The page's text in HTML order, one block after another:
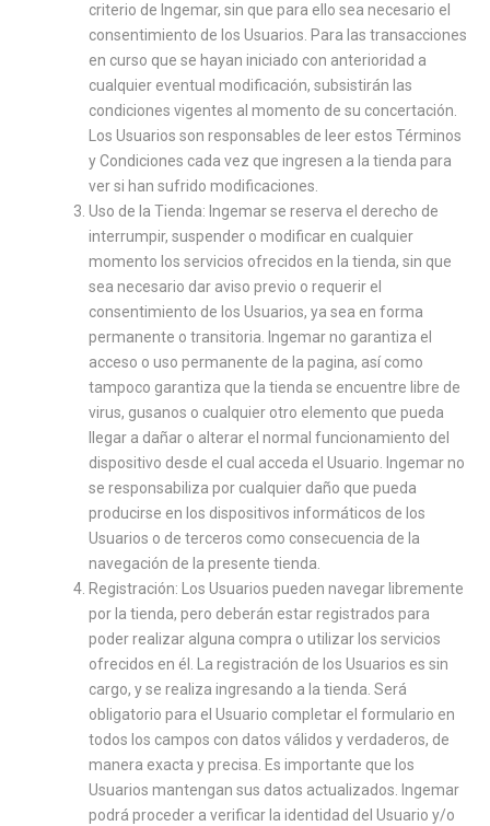
criterio de Ingemar, sin que para ello sea necesario el
consentimiento de los Usuarios. Para las transacciones
en curso que se hayan iniciado con anterioridad a
cualquier eventual modificación, subsistirán las
condiciones vigentes al momento de su concertación.
Los Usuarios son responsables de leer estos Términos
y Condiciones cada vez que ingresen a la tienda para
ver si han sufrido modificaciones.
Uso de la Tienda: Ingemar se reserva el derecho de
interrumpir, suspender o modificar en cualquier
momento los servicios ofrecidos en la tienda, sin que
sea necesario dar aviso previo o requerir el
consentimiento de los Usuarios, ya sea en forma
permanente o transitoria. Ingemar no garantiza el
acceso o uso permanente de la pagina, así como
tampoco garantiza que la tienda se encuentre libre de
virus, gusanos o cualquier otro elemento que pueda
llegar a dañar o alterar el normal funcionamiento del
dispositivo desde el cual acceda el Usuario. Ingemar no
se responsabiliza por cualquier daño que pueda
producirse en los dispositivos informáticos de los
Usuarios o de terceros como consecuencia de la
navegación de la presente tienda.
Registración: Los Usuarios pueden navegar libremente
por la tienda, pero deberán estar registrados para
poder realizar alguna compra o utilizar los servicios
ofrecidos en él. La registración de los Usuarios es sin
cargo, y se realiza ingresando a la tienda. Será
obligatorio para el Usuario completar el formulario en
todos los campos con datos válidos y verdaderos, de
manera exacta y precisa. Es importante que los
Usuarios mantengan sus datos actualizados. Ingemar
podrá proceder a verificar la identidad del Usuario y/o